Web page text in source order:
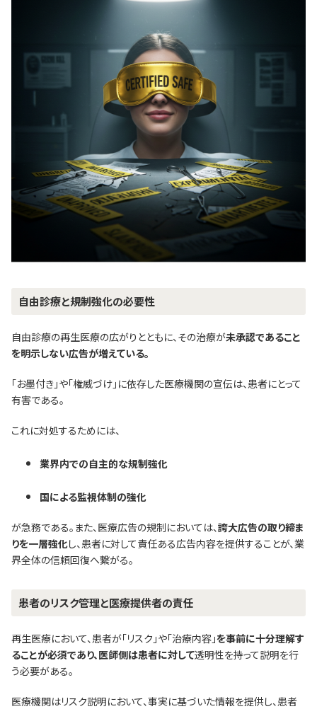
自由診療と規制強化の必要性
自由診療の再生医療の広がりとともに、その治療が未承認であること
を明示しない広告が増えている。
「お墨付き」や「権威づけ」に依存した医療機関の宣伝は、患者にとって
有害である。
これに対処するためには、
業界内での自主的な規制強化
国による監視体制の強化
が急務である。また、医療広告の規制においては、誇大広告の取り締ま
りを一層強化し、患者に対して責任ある広告内容を提供することが、業
界全体の信頼回復へ繋がる。
患者のリスク管理と医療提供者の責任
再生医療において、患者が「リスク」や「治療内容」を事前に十分理解す
ることが必須であり、医師側は患者に対して透明性を持って説明を行
う必要がある。
医療機関はリスク説明において、事実に基づいた情報を提供し、患者